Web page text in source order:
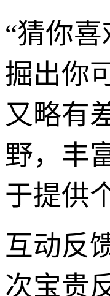
“猜你
掘出你
又略有
野，丰
于提供
互动反
次宝贵